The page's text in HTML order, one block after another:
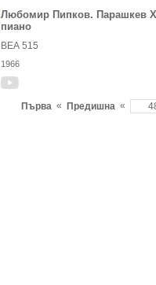
Любомир Пипков. Парашкев
пиано
ВЕА 515
1966
Първа « Предишна «